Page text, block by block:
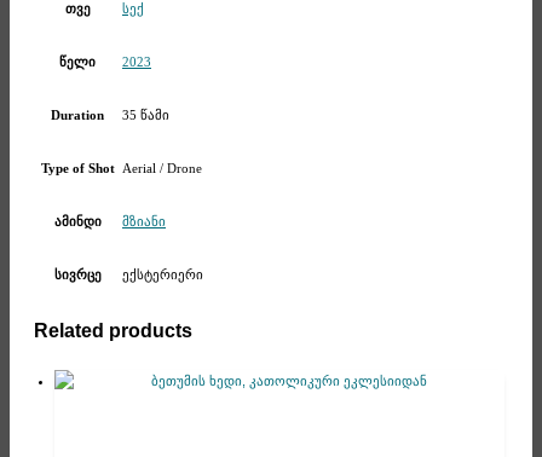
თვე სექ
წელი 2023
Duration 35 წამი
Type of Shot Aerial / Drone
ამინდი მზიანი
სივრცე ექსტერიერი
Related products